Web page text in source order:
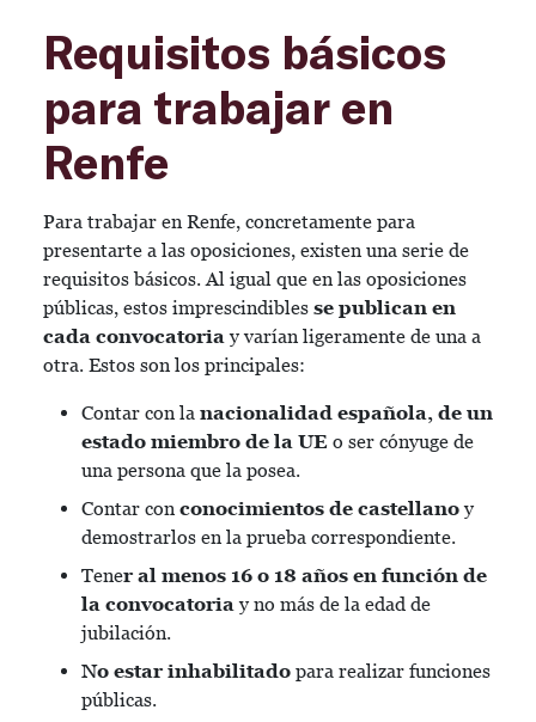
Requisitos básicos
para trabajar en
Renfe
Para trabajar en Renfe, concretamente para
presentarte a las oposiciones, existen una serie de
requisitos básicos. Al igual que en las oposiciones
públicas, estos imprescindibles se publican en
cada convocatoriay varían ligeramente de una a
otra. Estos son los principales:
Contar con la nacionalidad española, de un
estado miembro de la UE o ser cónyuge de
una persona que la posea.
Contar con conocimientos de castellanoy
demostrarlos en la prueba correspondiente.
Tener al menos 16 o 18 años en función de
la convocatoriay no más de la edad de
jubilación.
No estar inhabilitado para realizar funciones
públicas.